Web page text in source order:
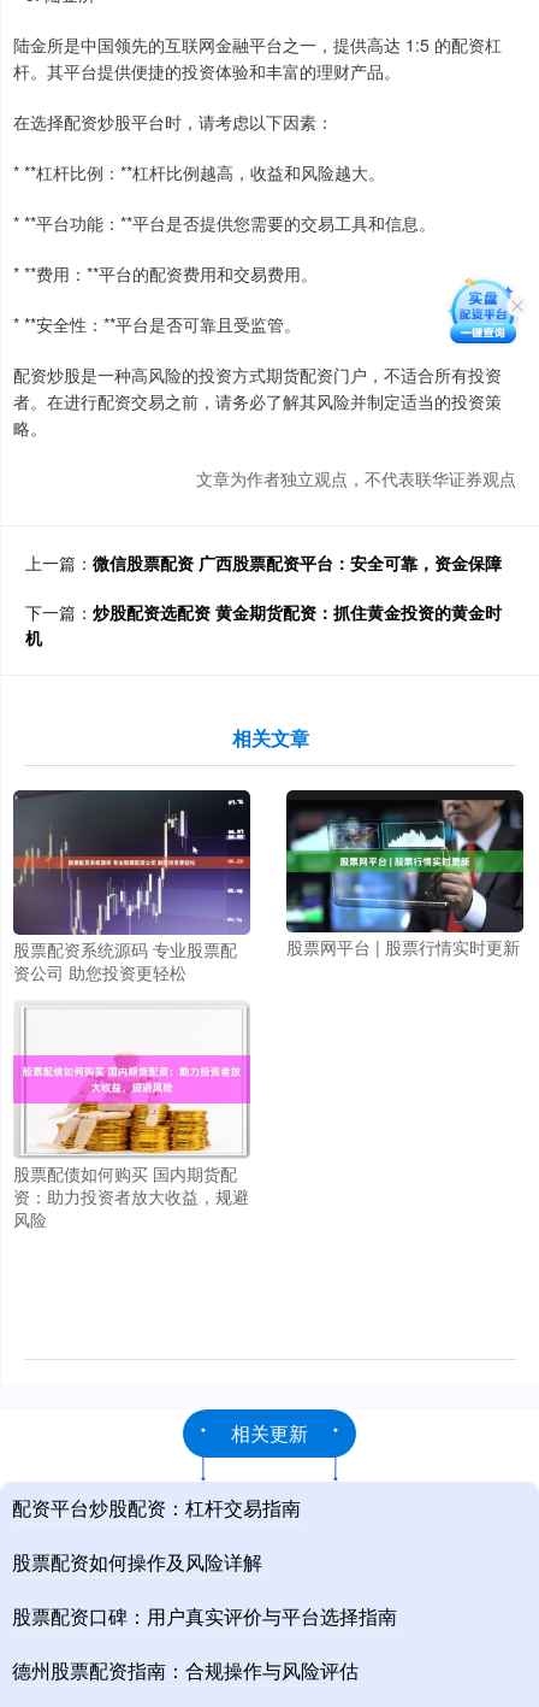
陆金所是中国领先的互联网金融平台之一，提供高达 1:5 的配资杠
杆。其平台提供便捷的投资体验和丰富的理财产品。
在选择配资炒股平台时，请考虑以下因素：
* **杠杆比例：**杠杆比例越高，收益和风险越大。
* **平台功能：**平台是否提供您需要的交易工具和信息。
* **费用：**平台的配资费用和交易费用。
* **安全性：**平台是否可靠且受监管。
配资炒股是一种高风险的投资方式期货配资门户，不适合所有投资
者。在进行配资交易之前，请务必了解其风险并制定适当的投资策
略。
文章为作者独立观点，不代表联华证券观点
上一篇： 微信股票配资 广西股票配资平台：安全可靠，资金保障
下一篇： 炒股配资选配资 黄金期货配资：抓住黄金投资的黄金时
机
相关文章
股票配资系统源码 专业股票配
资公司 助您投资更轻松
股票网平台 | 股票行情实时更新
股票配债如何购买 国内期货配
资：助力投资者放大收益，规避
风险
相关更新
配资平台炒股配资：杠杆交易指南
股票配资如何操作及风险详解
股票配资口碑：用户真实评价与平台选择指南
德州股票配资指南：合规操作与风险评估